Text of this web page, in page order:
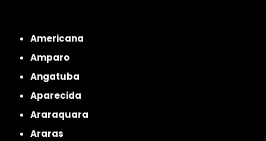
Americana
Amparo
Angatuba
Aparecida
Araraquara
Araras